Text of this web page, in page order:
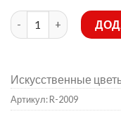
Штучні квіти-Півонія
Искусственные
Артикул:R-2009